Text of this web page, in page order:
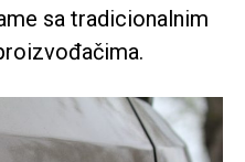
sa tradicionalnim